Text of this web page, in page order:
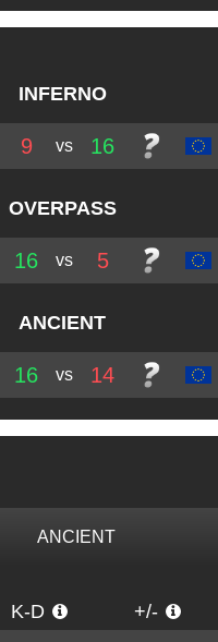
INFERNO
9 vs 16
OVERPASS
16 vs 5
ANCIENT
16 vs 14
ANCIENT
K-D +/-